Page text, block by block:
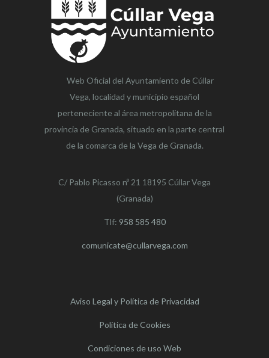
Web Oficial del Ayuntamiento de Cúllar
Vega, localidad y municipio español
perteneciente al área metropolitana de la
provincia de Granada, situado en la parte central
de la comarca de la Vega de Granada.
C/ Pablo Picasso nº 21 18195 Cúllar Vega
(Granada)
Tlf: 958 585 480
comunicate@cullarvega.com
Aviso Legal y Política de Privacidad
Política de Cookies
Condiciones de uso Web